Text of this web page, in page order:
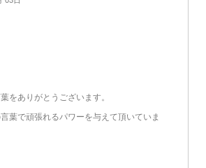
をありがとうございます。
葉で頑張れるパワーを与えて頂いていま